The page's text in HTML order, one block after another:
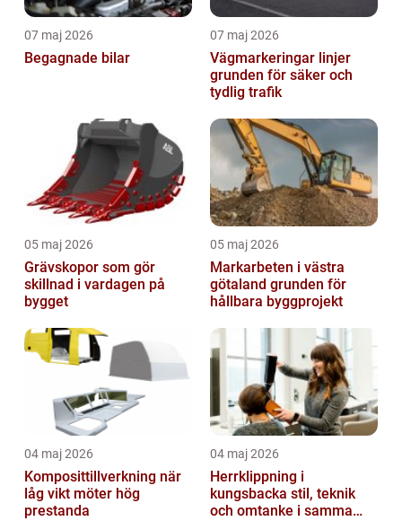
07 maj 2026
Begagnade bilar
07 maj 2026
Vägmarkeringar linjer
grunden för säker och
tydlig trafik
05 maj 2026
Grävskopor som gör
skillnad i vardagen på
bygget
05 maj 2026
Markarbeten i västra
götaland grunden för
hållbara byggprojekt
04 maj 2026
Komposittillverkning när
låg vikt möter hög
prestanda
04 maj 2026
Herrklippning i
kungsbacka stil, teknik
och omtanke i samma